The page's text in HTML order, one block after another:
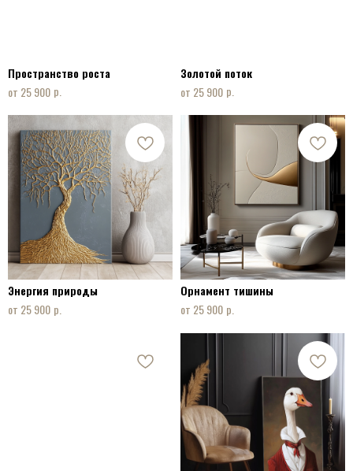
Пространство роста
25 900 р.
Золотой поток
25 900 р.
Энергия природы
25 900 р.
Орнамент тишины
25 900 р.